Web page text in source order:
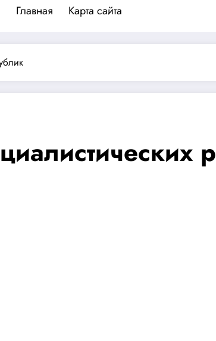
Главная Карта сайта